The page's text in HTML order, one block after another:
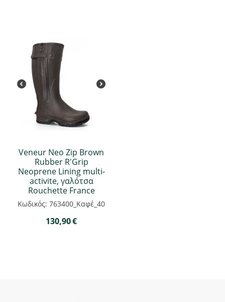
Veneur Neo Zip Brown
Rubber R'Grip
Neoprene Lining multi-
activite, γαλότσα
Rouchette France
Κωδικός: 763400_Καφέ_40
130,90€